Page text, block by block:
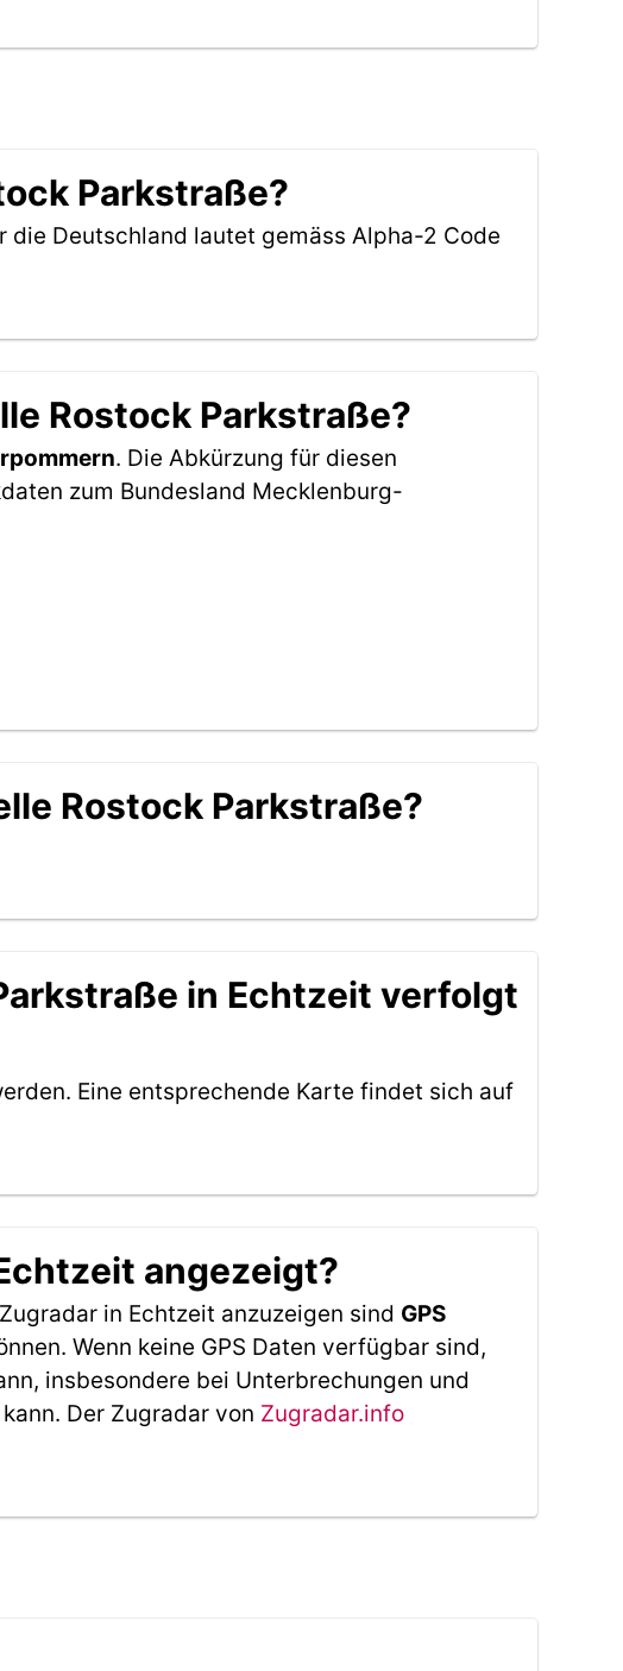
Parkstraße?
die Deutschland lautet gemäss Alpha-2 Code
Rostock Parkstraße?
. Die Abkürzung für diesen
zum Bundesland Mecklenburg-
Rostock Parkstraße?
in Echtzeit verfolgt
Eine entsprechende Karte findet sich auf
angezeigt?
in Echtzeit anzuzeigen sind GPS
Wenn keine GPS Daten verfügbar sind,
insbesondere bei Unterbrechungen und
Der Zugradar von Zugradar.info